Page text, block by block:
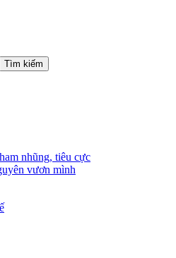
Tìm kiếm
nhũng, tiêu cực
vươn mình